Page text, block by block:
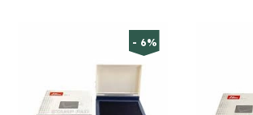
- 6%